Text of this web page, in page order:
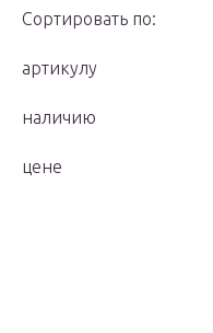
Сортировать по:
артикулу
наличию
цене